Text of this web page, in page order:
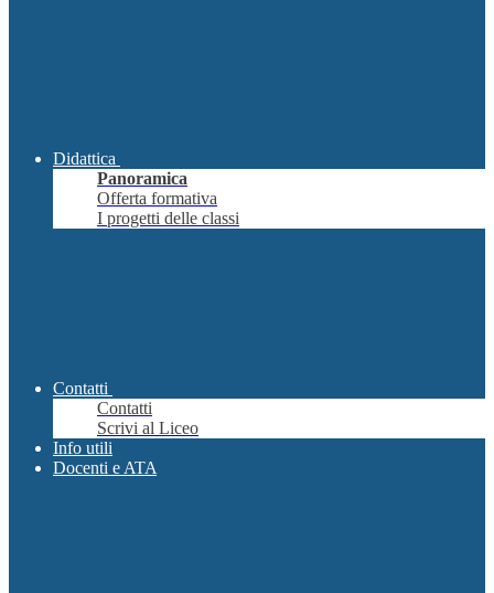
Didattica
Panoramica
Offerta formativa
I progetti delle classi
Contatti
Contatti
Scrivi al Liceo
Info utili
Docenti e ATA